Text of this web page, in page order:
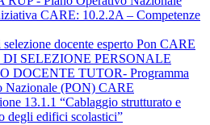
CARE: 10.2.2A – Competenze
docente esperto Pon CARE
SELEZIONE PERSONALE
DOCENTE TUTOR- Programma
Nazionale (PON) CARE
13.1.1 “Cablaggio strutturato e
degli edifici scolastici”